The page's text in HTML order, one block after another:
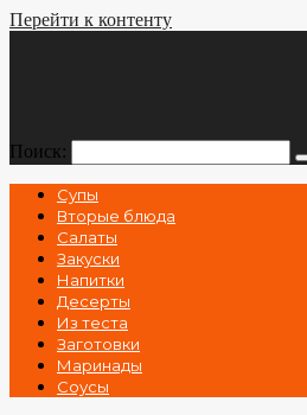
Перейти к контенту
Поиск:
Супы
Вторые блюда
Салаты
Закуски
Напитки
Десерты
Из теста
Заготовки
Маринады
Соусы